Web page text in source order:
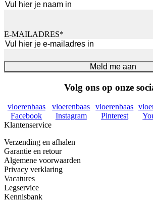
E-MAILADRES*
Meld me aan
Volg ons op onze
vloerenbaas
Facebook
vloerenbaas
Instagram
vloerenbaas
Pinterest
Klantenservice
Verzending en afhalen
Garantie en retour
Algemene voorwaarden
Privacy verklaring
Vacatures
Legservice
Kennisbank